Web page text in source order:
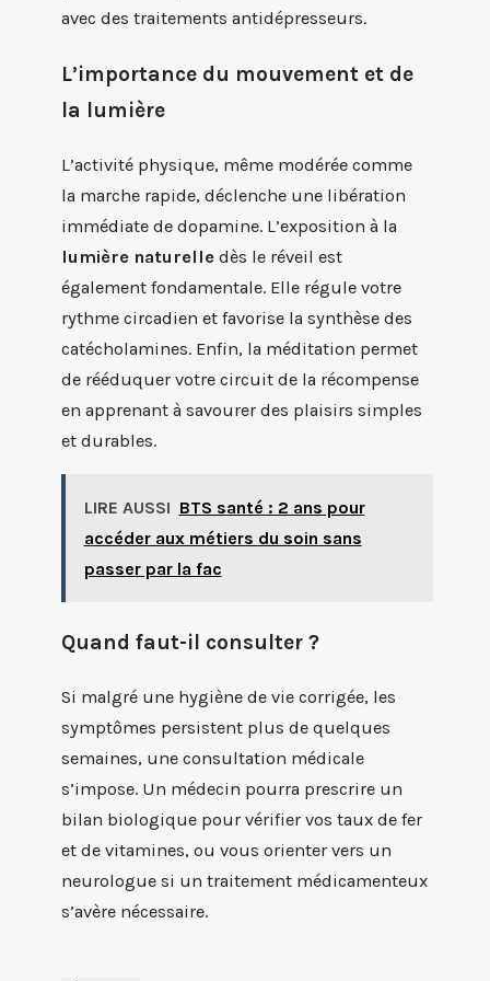
avec des traitements antidépresseurs.
L’importance du mouvement et de
la lumière
L’activité physique, même modérée comme
la marche rapide, déclenche une libération
immédiate de dopamine. L’exposition à la
lumière naturelle dès le réveil est
également fondamentale. Elle régule votre
rythme circadien et favorise la synthèse des
catécholamines. Enfin, la méditation permet
de rééduquer votre circuit de la récompense
en apprenant à savourer des plaisirs simples
et durables.
LIRE AUSSI BTS santé : 2 ans pour
accéder aux métiers du soin sans
passer par la fac
Quand faut-il consulter ?
Si malgré une hygiène de vie corrigée, les
symptômes persistent plus de quelques
semaines, une consultation médicale
s’impose. Un médecin pourra prescrire un
bilan biologique pour vérifier vos taux de fer
et de vitamines, ou vous orienter vers un
neurologue si un traitement médicamenteux
s’avère nécessaire.